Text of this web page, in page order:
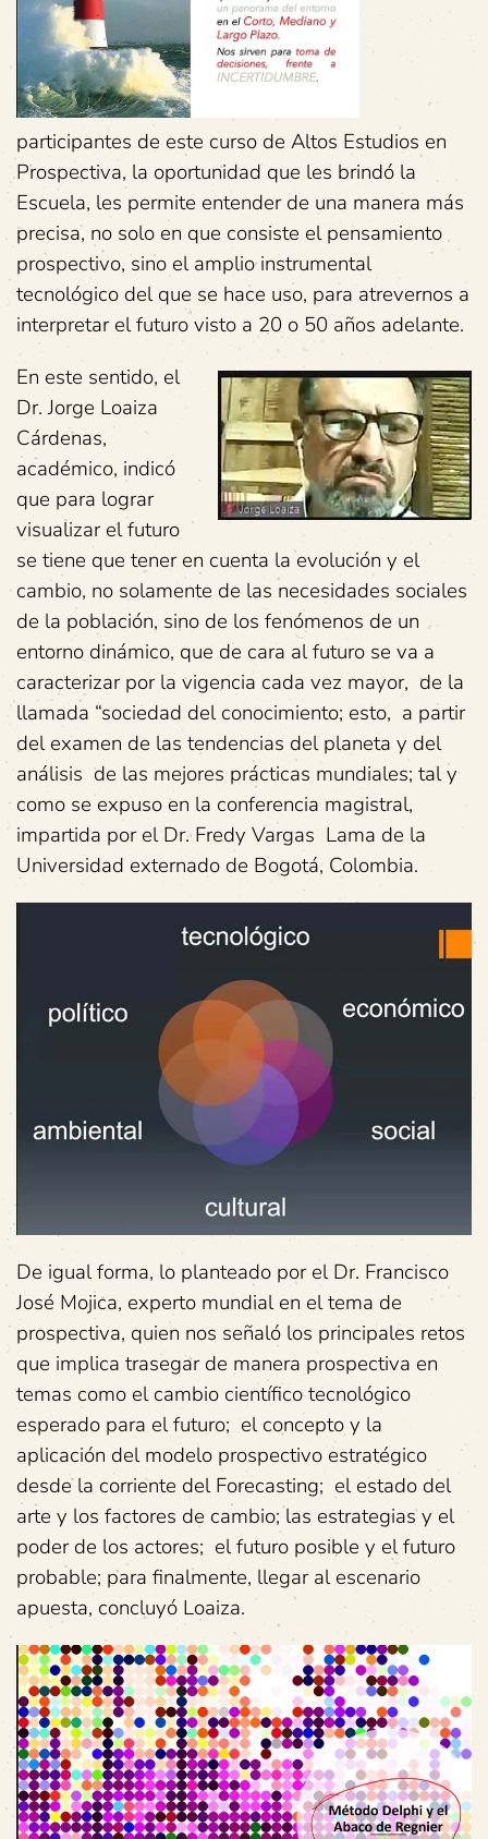
participantes de este curso de Altos Estudios en
Prospectiva, la oportunidad que les brindó la
Escuela, les permite entender de una manera más
precisa, no solo en que consiste el pensamiento
prospectivo, sino el amplio instrumental
tecnológico del que se hace uso, para atrevernos a
interpretar el futuro visto a 20 o 50 años adelante.
En este sentido, el
Dr. Jorge Loaiza
Cárdenas,
académico, indicó
que para lograr
visualizar el futuro
se tiene que tener en cuenta la evolución y el
cambio, no solamente de las necesidades sociales
de la población, sino de los fenómenos de un
entorno dinámico, que de cara al futuro se va a
caracterizar por la vigencia cada vez mayor, de la
llamada “sociedad del conocimiento; esto, a partir
del examen de las tendencias del planeta y del
análisis de las mejores prácticas mundiales; tal y
como se expuso en la conferencia magistral,
impartida por el Dr. Fredy Vargas Lama de la
Universidad externado de Bogotá, Colombia.
De igual forma, lo planteado por el Dr. Francisco
José Mojica, experto mundial en el tema de
prospectiva, quien nos señaló los principales retos
que implica trasegar de manera prospectiva en
temas como el cambio científico tecnológico
esperado para el futuro; el concepto y la
aplicación del modelo prospectivo estratégico
desde la corriente del Forecasting; el estado del
arte y los factores de cambio; las estrategias y el
poder de los actores; el futuro posible y el futuro
probable; para finalmente, llegar al escenario
apuesta, concluyó Loaiza.